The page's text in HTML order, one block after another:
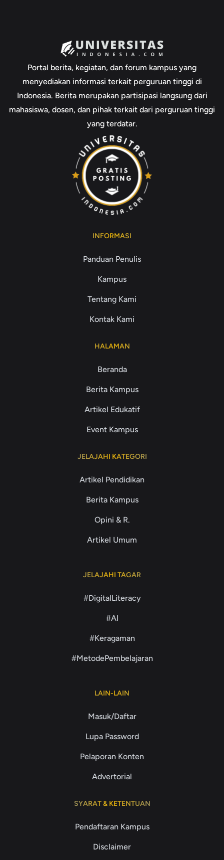
Portal berita, kegiatan, dan forum kampus yang
menyediakan informasi terkait perguruan tinggi di
Indonesia. Berita merupakan partisipasi langsung dari
mahasiswa, dosen, dan pihak terkait dari perguruan tinggi
yang terdatar.
INFORMASI
Panduan Penulis
Kampus
Tentang Kami
Kontak Kami
HALAMAN
Beranda
Berita Kampus
Artikel Edukatif
Event Kampus
JELAJAHI KATEGORI
Artikel Pendidikan
Berita Kampus
Opini & R.
Artikel Umum
JELAJAHI TAGAR
#DigitalLiteracy
#AI
#Keragaman
#MetodePembelajaran
LAIN-LAIN
Masuk/Daftar
Lupa Password
Pelaporan Konten
Advertorial
SYARAT & KETENTUAN
Pendaftaran Kampus
Disclaimer